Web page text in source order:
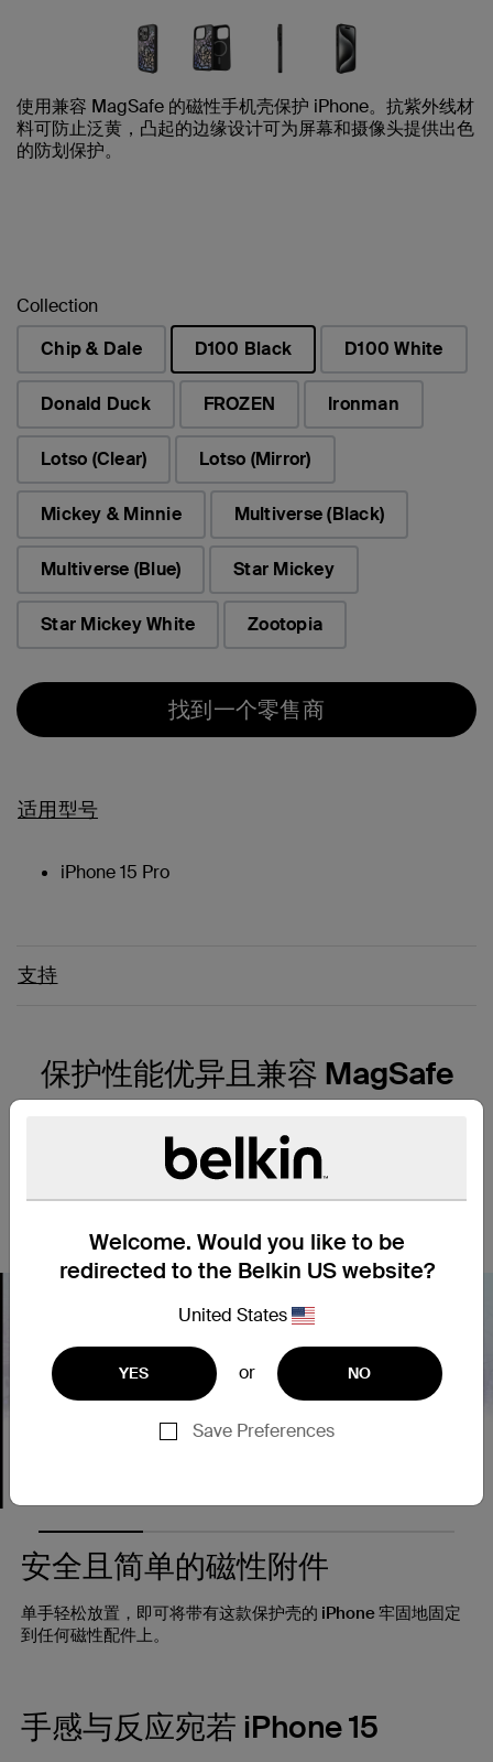
Welcome. Would you like to be
redirected to the Belkin US website?
United States
YES or NO
Save Preferences
使用兼容 MagSafe 的磁性手机壳保护 iPhone。抗紫外线材
料可防止泛黄，凸起的边缘设计可为屏幕和摄像头提供出色
的防划保护。
Collection
Chip & Dale
D100 Black
已选择
D100 White
Donald Duck FROZEN Ironman
Lotso (Clear) Lotso (Mirror)
Mickey & Minnie Multiverse (Black)
Multiverse (Blue) Star Mickey
Star Mickey White Zootopia
找到一个零售商
适用型号
iPhone 15 Pro
支持
保护性能优异且兼容 MagSafe
置，享受更佳的观看体验，不受观看环境限制。采用抗紫外线材
质，可有效防止变色及老化等问题。将 iPhone 正面朝下放置
时，轻微凸起的护壳边缘可有效防止手机相机与萤幕被刮花，而
安全且简单的磁性附件
单手轻松放置，即可将带有这款保护壳的 iPhone 牢固地固定
到任何磁性配件上。
手感与反应宛若 iPhone 15